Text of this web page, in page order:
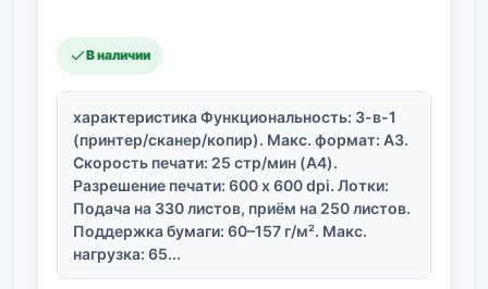
В наличии
характеристика Функциональность: 3-в-1
(принтер/сканер/копир). Макс. формат: A3.
Скорость печати: 25 стр/мин (A4).
Разрешение печати: 600 x 600 dpi. Лотки:
Подача на 330 листов, приём на 250 листов.
Поддержка бумаги: 60–157 г/м². Макс.
нагрузка: 65...